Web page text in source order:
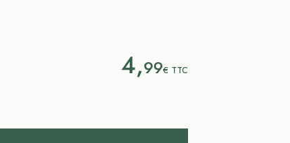
4,99€ TTC